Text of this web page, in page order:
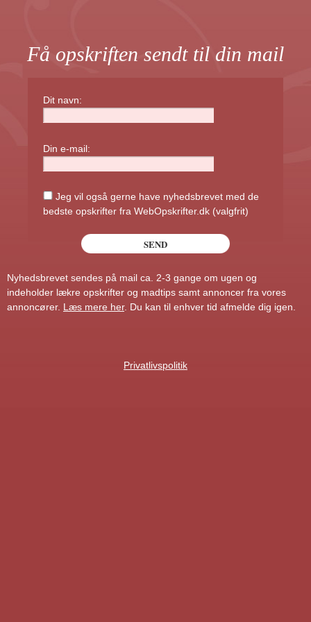
Få opskriften sendt til din mail
Dit navn:
Din e-mail:
Jeg vil også gerne have nyhedsbrevet med de
bedste opskrifter fra WebOpskrifter.dk (valgfrit)
Nyhedsbrevet sendes på mail ca. 2-3 gange om ugen og
indeholder lækre opskrifter og madtips samt annoncer fra vores
annoncører. Læs mere her. Du kan til enhver tid afmelde dig igen.
Privatlivspolitik